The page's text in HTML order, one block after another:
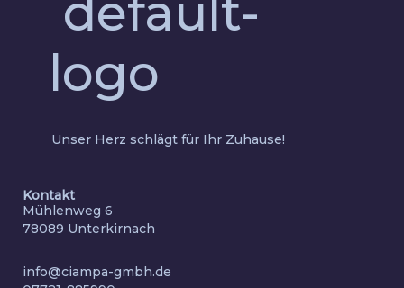
Unser Herz schlägt für Ihr Zuhause!
Kontakt
Mühlenweg 6
78089 Unterkirnach
info@ciampa-gmbh.de